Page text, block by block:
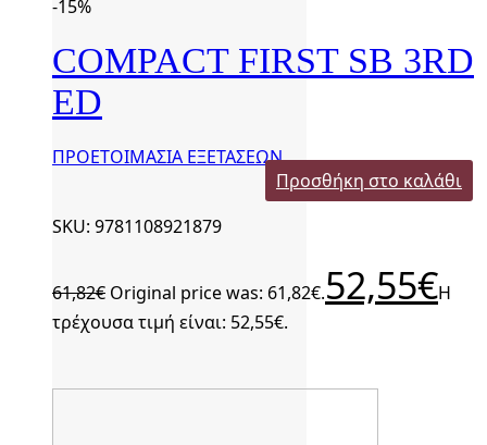
-15%
COMPACT FIRST SB 3RD
ED
ΠΡΟΕΤΟΙΜΑΣΙΑ ΕΞΕΤΑΣΕΩΝ
Προσθήκη στο καλάθι
SKU: 9781108921879
61,82€ Original price was: 61,82€.52,55€Η
τρέχουσα τιμή είναι: 52,55€.